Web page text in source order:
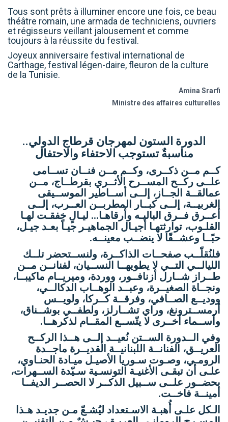
Tous sont prêts à illuminer encore une fois, ce beau
théâtre romain, une armada de techniciens, ouvriers
et régisseurs veillant jalousement et comme
toujours à la réussite du festival.
Joyeux anniversaire festival international de
Carthage, festival légen-daire, fleuron de la culture
de la Tunisie.
Amina Srarfi
Ministre des affaires culturelles
الدورة الستون لمهرجان قرطاج الدولي..
مناسبةٌ تستوجب الاحتفاء والاحتفال
كــم مــن ذكــرى، وكــم مــن فنــان تســامى
علــى ركــح المســرح الأثــري بقرطــاج، مــن
عمالقــة الجــاز، إلــى أســاطير الموســيقى
الغربيــة، إلــى كبــار المطربــن العــرب، إلــى
أعــرق فــرق الباليـه وأرقاهـا… ليـالٍ خفقـت لهـا
القلـوب، توارثتهـا أجيـال الجماهيـر جيـاً بعـد جيـل،
حبًــا وعشــقًا لا ينضــب معينــه.
فلنُقلّــب صفحــات الذاكــرة، ولنســتحضر تلــك
الليالــي التــي لا يطويهــا النســيان، لفنانــن مــن
طــراز شــارل أزنافــور، ووردة، وميريــام ماكيبــا،
ونجــاة الصغيــرة، وعبــد الوهــاب الدكالــي،
ووديــع الصــافي، وفرقــة كــركا، ولويــس
أرمســترونغ، وراي تشــارلز، ولطفــي بوشــناق،
وأســماء أخــرى لا يتّســع المقــام لذكرهــا.
وفي الــدورة الســتن نُعيــد إلــى هــذا الركــح
العريــق، الفنانــة اللبنانيــة القديــرة ماجــدة
الرومـي، وصـوت سـوريا الأصيـل ميـادة الحنـاوي،
علـى أن تبقـى الأغنيـة التونسـية سـيّدة الســهرات،
بحضــور علــى ســبيل الذكــر لا الحصــر الديفــا
أمينــة فاخــت.
الـكل علـى أُهبـة الاسـتعداد ليُشـعّ مـن جديـد هـذا